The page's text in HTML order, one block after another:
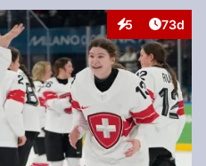
5
Interaktionen
Artikel
73d